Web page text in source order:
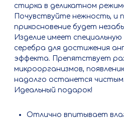
стирка в деликатном
Почувствуйте нежность, и
прикосновение будет
Изделие имеет
серебра для достижения
эффекта. Препятствует
микроорганизмов,
надолго останется чистым.
Идеальный подарок!
Отлично впитывает